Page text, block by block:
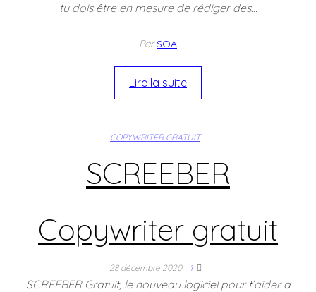
tu dois être en mesure de rédiger des…
ParSOA
Lire la suite
COPYWRITER GRATUIT
SCREEBER
Copywriter gratuit
28 décembre 2020 1
SCREEBER Gratuit, le nouveau logiciel pour t’aider à